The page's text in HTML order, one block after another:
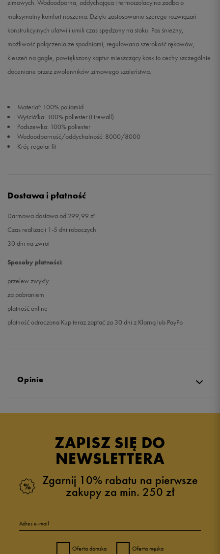
zimowych. Wodoodporna, oddychająca i termoizolacyjna zadba o
maksymalny komfort noszenia. Dzięki zastosowaniu szeregu rozwiązań
konstrukcyjnych ułatwi i umili czas spędzony na stoku. Pas śnieżny,
możliwość połączenia ze spodniami, regulowana szerokość rękawów,
kieszeń na gogle, powiększony kaptur mieszczący kask to cechy szczególnie
doceniane przez zwolenników zimowego szaleństwa.
Materiał: 100% poliamid
Wyściółka: 100% poliester (Firewall)
Podszewka: 100% poliester
Wodoodporność/oddychalność: 8000/8000
Krój: regular fit
Dostawa i płatność
Darmowa dostawa od 299,99 zł
Czas realizacji 1-5 dni roboczych
30 dni na zwrot
Sposoby płatności:
przelew zwykły
za pobraniem
płatność online
płatność odroczona Kup teraz zapłać za 30 dni z Klarną lub PayPo
Opinie
ZAPISZ SIĘ DO
NEWSLETTERA
Zgarnij 10% rabatu na pierwsze
zakupy za min. 250 zł
Adres e-mail
Oferta damska Oferta męska